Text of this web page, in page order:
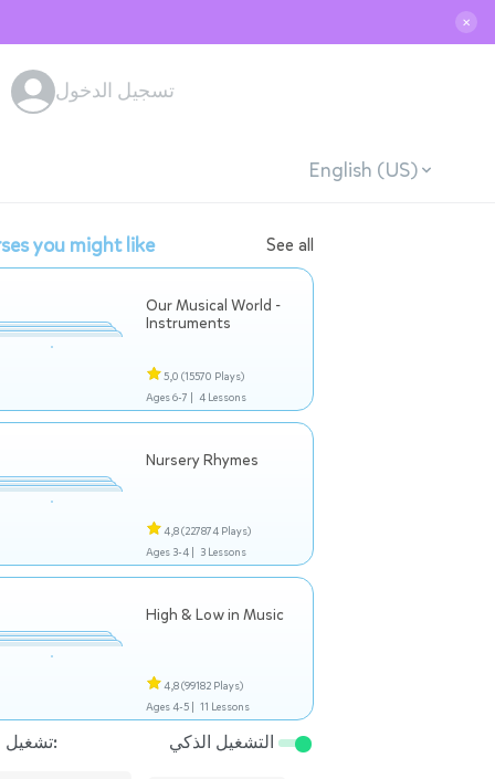
✕
تسجيل الدخول
English (US)
you might like See all
Our Musical World -
Instruments
5,0 (15570 Plays)
Ages 6-7 | 4 Lessons
Nursery Rhymes
4,8(227874 Plays)
Ages 3-4 | 3 Lessons
High & Low in Music
4,8(99182 Plays)
Ages 4-5 | 11 Lessons
تشغيل التالي: